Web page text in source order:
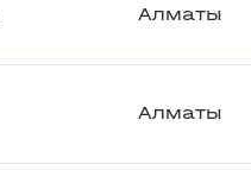
Алматы
Алматы